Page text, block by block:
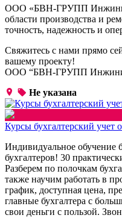
ООО «БВН-ГРУПП
области производства и
точность, надежность и
Свяжитесь с нами прямо
вашему проекту!
ООО “БВН-ГРУПП
Не указана
Курсы бухгалтерский учет
Индивидуальное обучение
бухгалтеров! 30
Разберем по полочкам
также научим работать в
график, доступная цена,
главные бухгалтера с
свои деньги с пользой.